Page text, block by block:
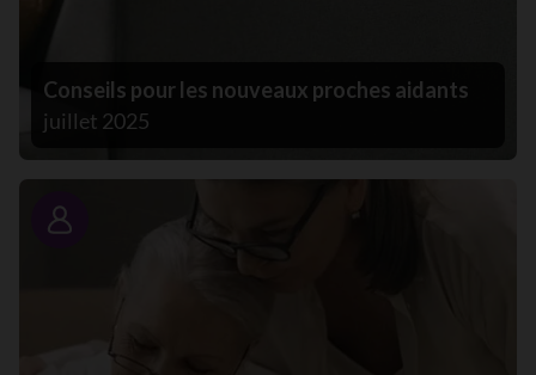
Conseils pour les nouveaux proches aidants
juillet 2025
Portrait